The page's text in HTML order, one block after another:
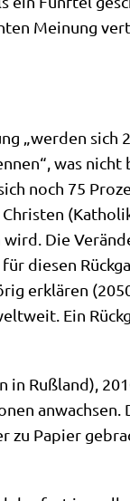
Mei­nung
„wer­den
was
noch 75
Die
die­sen
erklä­ren
Ein
Ruß­land),
zu Papier